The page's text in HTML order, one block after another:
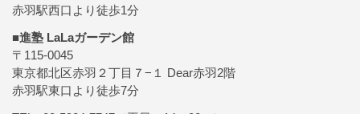
赤羽駅西口より徒歩1分
■進塾 LaLaガーデン館
〒115-0045
東京都北区赤羽２丁目７−１ Dear赤羽2階
赤羽駅東口より徒歩7分